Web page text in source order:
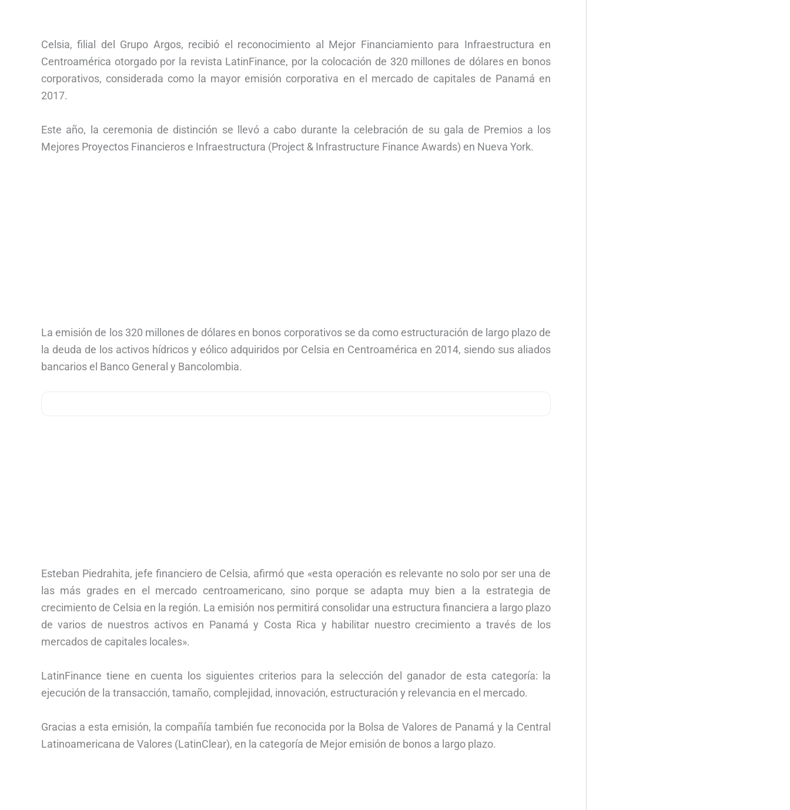
Celsia, filial del Grupo Argos, recibió el reconocimiento al Mejor Financiamiento para Infraestructura en
Centroamérica otorgado por la revista LatinFinance, por la colocación de 320 millones de dólares en bonos
corporativos, considerada como la mayor emisión corporativa en el mercado de capitales de Panamá en
2017.
Este año, la ceremonia de distinción se llevó a cabo durante la celebración de su gala de Premios a los
Mejores Proyectos Financieros e Infraestructura (Project & Infrastructure Finance Awards) en Nueva York.
La emisión de los 320 millones de dólares en bonos corporativos se da como estructuración de largo plazo de
la deuda de los activos hídricos y eólico adquiridos por Celsia en Centroamérica en 2014, siendo sus aliados
bancarios el Banco General y Bancolombia.
Esteban Piedrahita, jefe financiero de Celsia, afirmó que «esta operación es relevante no solo por ser una de
las más grades en el mercado centroamericano, sino porque se adapta muy bien a la estrategia de
crecimiento de Celsia en la región. La emisión nos permitirá consolidar una estructura financiera a largo plazo
de varios de nuestros activos en Panamá y Costa Rica y habilitar nuestro crecimiento a través de los
mercados de capitales locales».
LatinFinance tiene en cuenta los siguientes criterios para la selección del ganador de esta categoría: la
ejecución de la transacción, tamaño, complejidad, innovación, estructuración y relevancia en el mercado.
Gracias a esta emisión, la compañía también fue reconocida por la Bolsa de Valores de Panamá y la Central
Latinoamericana de Valores (LatinClear), en la categoría de Mejor emisión de bonos a largo plazo.